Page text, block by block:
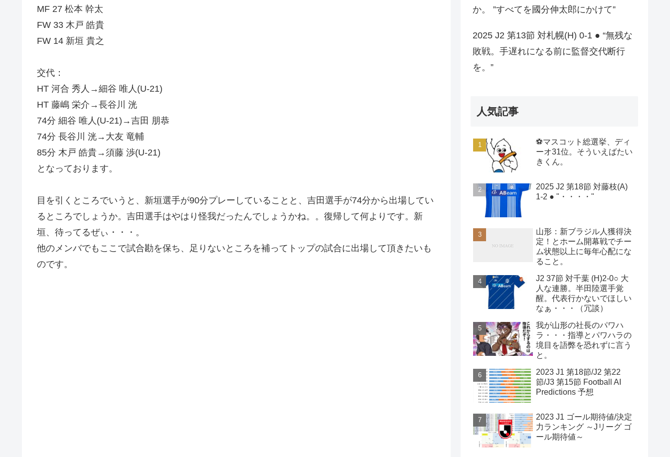
MF 27 松本 幹太
FW 33 木戸 皓貴
FW 14 新垣 貴之
交代：
HT 河合 秀人→細谷 唯人(U-21)
HT 藤嶋 栄介→長谷川 洸
74分 細谷 唯人(U-21)→吉田 朋恭
74分 長谷川 洸→大友 竜輔
85分 木戸 皓貴→須藤 渉(U-21)
となっております。
目を引くところでいうと、新垣選手が90分プレーしていることと、吉田選手が74分から出場してい
るところでしょうか。吉田選手はやはり怪我だったんでしょうかね。。復帰して何よりです。新
垣、待ってるぜぃ・・・。
他のメンバでもここで試合勘を保ち、足りないところを補ってトップの試合に出場して頂きたいも
のです。
か。 ”すべてを國分伸太郎にかけて”
2025 J2 第13節 対札幌(H) 0-1 ● “無残な
敗戦。手遅れになる前に監督交代断行
を。”
人気記事
⚽マスコット総選挙、ディ
ーオ31位。そういえばたい
きくん。
2025 J2 第18節 対藤枝(A)
1-2 ● "・・・・"
山形：新ブラジル人獲得決
定！とホーム開幕戦でチー
ム状態以上に毎年心配にな
ること。
J2 37節 対千葉 (H)2-0○ 大
人な連勝。半田陸選手覚
醒。代表行かないでほしい
なぁ・・・（冗談）
我が山形の社長のパワハ
ラ・・・指導とパワハラの
境目を語弊を恐れずに言う
と。
2023 J1 第18節/J2 第22
節/J3 第15節 Football AI
Predictions 予想
2023 J1 ゴール期待値/決定
力ランキング ～Jリーグ ゴ
ール期待値～